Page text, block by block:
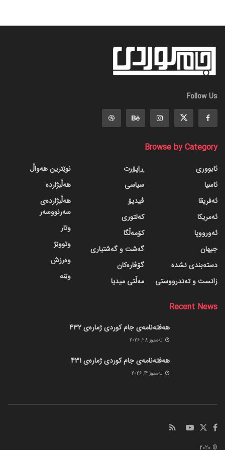
Follow Us
Browse by Category
ئابووری
ئاسیا
ئەفریقا
ئەمریکا
ئەورووپا
جیهان
دسته‌بندی نشده
زانست و تەندرووستی
ڕاپۆرت
سیاسی
ڤیدیۆ
کەلتوری
کۆمەڵگا
گه‌شت و گه‌شتیاری
گۆڤاره‌کان
مەڵتی میدیا
نوێترین هەواڵ
هەڵبژاردە
هەڵبژاردەی
سەرنووسەر
وتار
وتووێژ
وەرزش
وێنە
Recent News
هەفتەنامەی جام کوردی ژمارەی 432
ته‌مموز 28, 2026
هەفتەنامەی جام کوردی ژمارەی 431
ته‌مموز 14, 2026
© 2020